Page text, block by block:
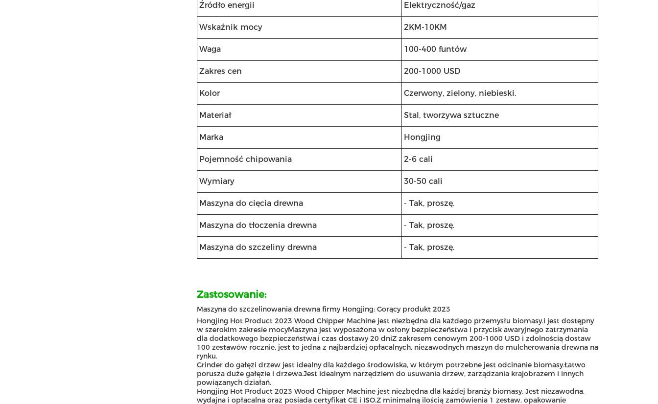
Źródło energii Elektryczność/gaz
Wskaźnik mocy 2KM-10KM
Waga 100-400 funtów
Zakres cen 200-1000 USD
Kolor Czerwony, zielony, niebieski.
Materiał Stal, tworzywa sztuczne
Marka Hongjing
Pojemność chipowania 2-6 cali
Wymiary 30-50 cali
Maszyna do cięcia drewna - Tak, proszę.
Maszyna do tłoczenia drewna - Tak, proszę.
Maszyna do szczeliny drewna - Tak, proszę.
Zastosowanie:
Maszyna do szczelinowania drewna firmy Hongjing: Gorący produkt 2023
Hongjing Hot Product 2023 Wood Chipper Machine jest niezbędna dla każdego przemysłu biomasy.i jest dostępny
w szerokim zakresie mocyMaszyna jest wyposażona w osłony bezpieczeństwa i przycisk awaryjnego zatrzymania
dla dodatkowego bezpieczeństwa.i czas dostawy 20 dniZ zakresem cenowym 200-1000 USD i zdolnością dostaw
100 zestawów rocznie, jest to jedna z najbardziej opłacalnych, niezawodnych maszyn do mulcherowania drewna na
rynku.
Grinder do gałęzi drzew jest idealny dla każdego środowiska, w którym potrzebne jest odcinanie biomasy.Łatwo
porusza duże gałęzie i drzewa.Jest idealnym narzędziem do usuwania drzew, zarządzania krajobrazem i innych
powiązanych działań.
Hongjing Hot Product 2023 Wood Chipper Machine jest niezbędna dla każdej branży biomasy. Jest niezawodna,
wydajna i opłacalna oraz posiada certyfikat CE i ISO.Z minimalną ilością zamówienia 1 zestaw, opakowanie